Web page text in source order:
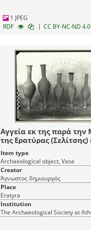
1 JPEG
RDF
| CC BY-NC-ND
Αγγεία εκ της παρά
της Ερατύρας
Δυτική Μακεδονία.
Item type
Archaeological object, Vase
Creator
Άγνωστος δημιουργός
Place
Eratyra
Institution
The Archaeological Society at